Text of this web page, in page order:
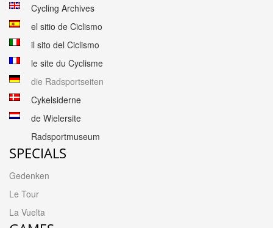
Cycling Archives
el sitio de Ciclismo
il sito del Ciclismo
le site du Cyclisme
die Radsportseiten
Cykelsiderne
de Wielersite
Radsportmuseum
SPECIALS
Gedenken
Le Tour
La Vuelta